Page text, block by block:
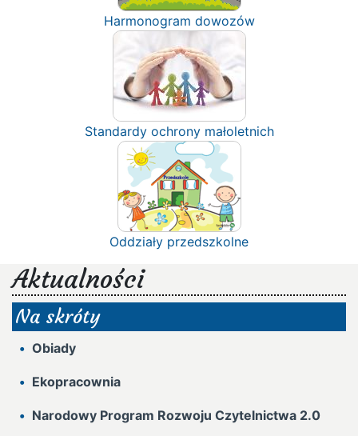
Harmonogram dowozów
Standardy ochrony małoletnich
Oddziały przedszkolne
Aktualności
Na skróty
Obiady
Ekopracownia
Narodowy Program Rozwoju Czytelnictwa 2.0